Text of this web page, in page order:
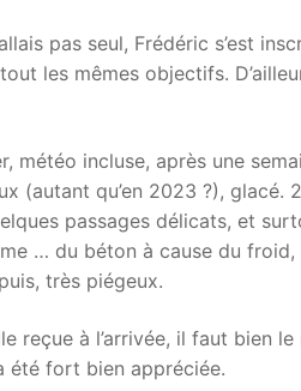
pas seul, Frédéric s’est
les mêmes objectifs.
météo incluse, après une
(autant qu’en 2023 ?),
passages délicats, et
… du béton à cause du
très piégeux.
reçue à l’arrivée, il faut bien
été fort bien appréciée.